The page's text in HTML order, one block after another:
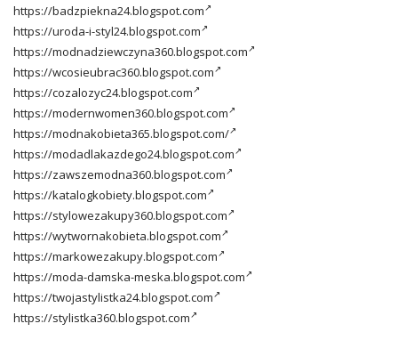
https://badzpiekna24.blogspot.com
https://uroda-i-styl24.blogspot.com
https://modnadziewczyna360.blogspot.com
https://wcosieubrac360.blogspot.com
https://cozalozyc24.blogspot.com
https://modernwomen360.blogspot.com
https://modnakobieta365.blogspot.com/
https://modadlakazdego24.blogspot.com
https://zawszemodna360.blogspot.com
https://katalogkobiety.blogspot.com
https://stylowezakupy360.blogspot.com
https://wytwornakobieta.blogspot.com
https://markowezakupy.blogspot.com
https://moda-damska-meska.blogspot.com
https://twojastylistka24.blogspot.com
https://stylistka360.blogspot.com